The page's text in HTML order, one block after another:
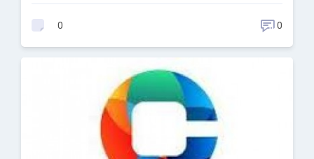
0 0